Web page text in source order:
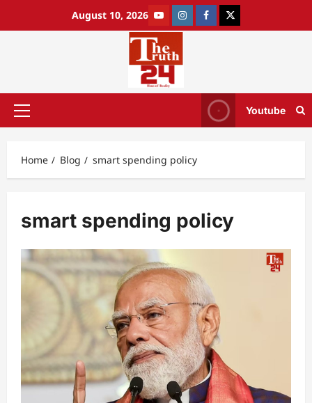
August 10, 2026
Youtube
Home Blog smart spending policy
smart spending policy